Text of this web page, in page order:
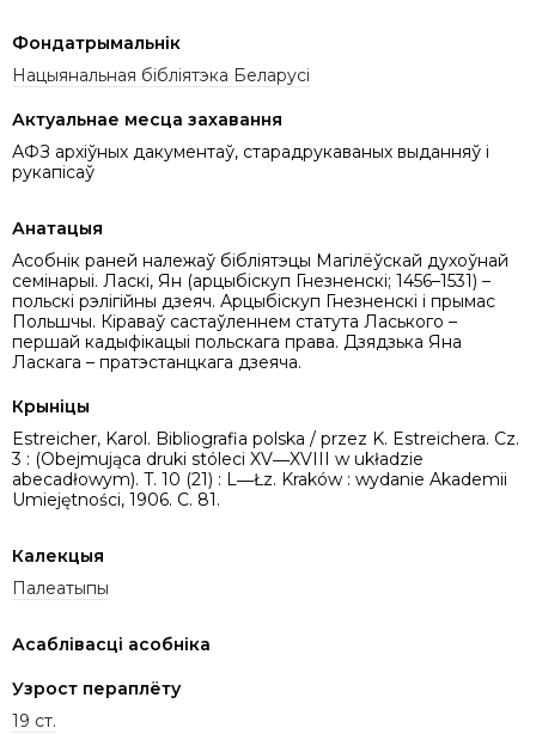
Фондатрымальнік
Нацыянальная бібліятэка Беларусі
Актуальнае месца захавання
АФЗ архіўных дакументаў, старадрукаваных выданняў і
рукапісаў
Анатацыя
Асобнік раней належаў бібліятэцы Магілёўскай духоўнай
семінарыі. Ласкі, Ян (арцыбіскуп Гнезненскі; 1456–1531) –
польскі рэлігійны дзеяч. Арцыбіскуп Гнезненскі і прымас
Польшчы. Кіраваў састаўленнем статута Ласького –
першай кадыфікацыі польскага права. Дзядзька Яна
Ласкага – пратэстанцкага дзеяча.
Крыніцы
Estreicher, Karol. Bibliografia polska / przez K. Estreichera. Cz.
3 : (Obejmująca druki stóleci XV―XVIII w układzie
abecadłowym). T. 10 (21) : L―Łz. Kraków : wydanie Akademii
Umiejętności, 1906. C. 81.
Калекцыя
Палеатыпы
Асаблівасці асобніка
Узрост пераплёту
19 ст.